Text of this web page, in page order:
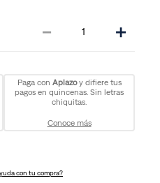
＋
－
Paga con Aplazoy difiere tus
pagos en quincenas. Sin letras
chiquitas.
Conoce más
con tu compra?